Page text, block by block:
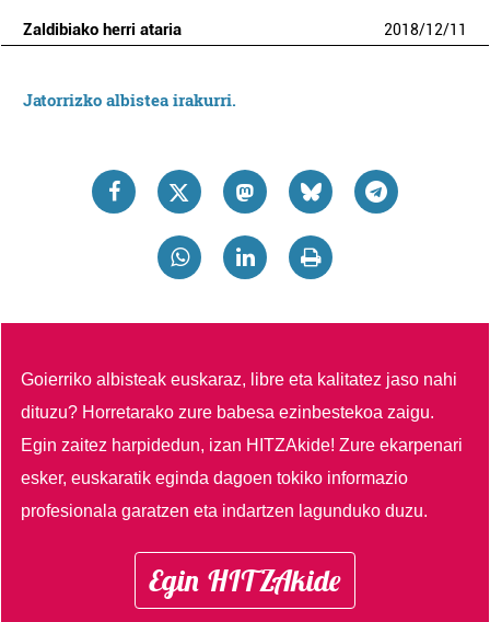
Zaldibiako herri ataria 2018/12/11
Jatorrizko albistea irakurri.
Goierriko albisteak euskaraz, libre eta kalitatez jaso nahi
dituzu? Horretarako zure babesa ezinbestekoa zaigu.
Egin zaitez harpidedun, izan HITZAkide!Zure ekarpenari
esker, euskaratik eginda dagoen tokiko informazio
profesionala garatzen eta indartzen lagunduko duzu.
Egin HITZAkide